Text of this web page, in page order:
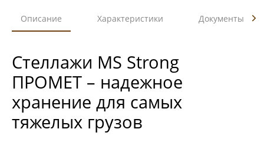
Описание Характеристики Документы
Стеллажи MS Strong
ПРОМЕТ – надежное
хранение для самых
тяжелых грузов